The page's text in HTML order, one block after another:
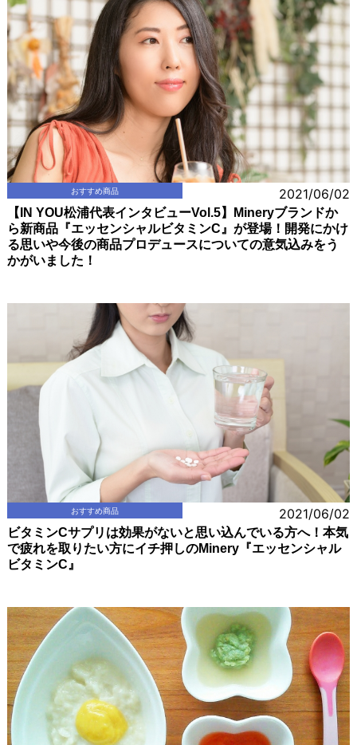
おすすめ商品 2021/06/02
【IN YOU松浦代表インタビューVol.5】Mineryブランドか
ら新商品『エッセンシャルビタミンC』が登場！開発にかけ
る思いや今後の商品プロデュースについての意気込みをう
かがいました！
おすすめ商品 2021/06/02
ビタミンCサプリは効果がないと思い込んでいる方へ！本気
で疲れを取りたい方にイチ押しのMinery『エッセンシャル
ビタミンC』